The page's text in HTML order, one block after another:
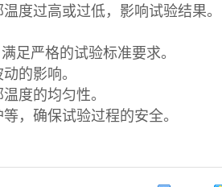
度过高或过低，影响试验结果。
足严格的试验标准要求。
的影响。
度的均匀性。
，确保试验过程的安全。